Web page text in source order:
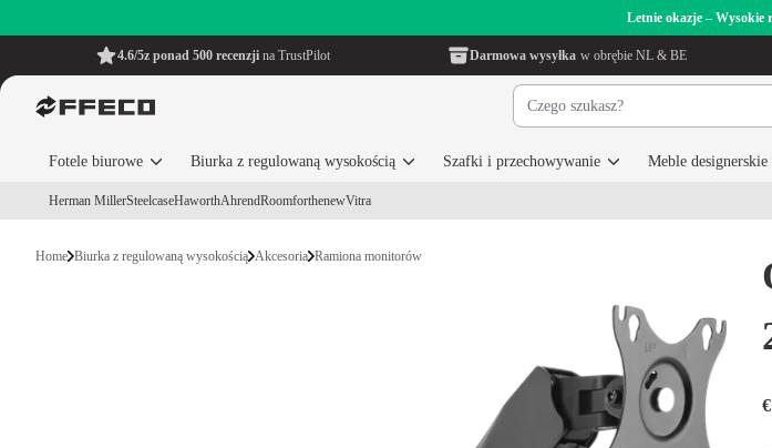
Letnie okazje – Wysokie
4.6/5z ponad 500 recenzji na TrustPilot Darmowa wysyłka w obrębie NL & BE
Fotele biurowe Biurka z regulowaną wysokością Szafki i przechowywanie Meble designerskie
Herman MillerSteelcaseHaworthAhrendRoomforthenewVitra
Home Biurka z regulowaną wysokością Akcesoria Ramiona monitorów